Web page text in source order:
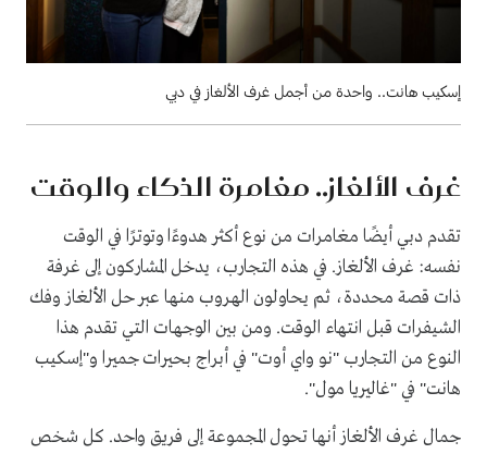
إسكيب هانت.. واحدة من أجمل غرف الألغاز في دبي
غرف الألغاز.. مغامرة الذكاء والوقت
تقدم دبي أيضًا مغامرات من نوع أكثر هدوءًا وتوترًا في الوقت
نفسه: غرف الألغاز. في هذه التجارب، يدخل المشاركون إلى غرفة
ذات قصة محددة، ثم يحاولون الهروب منها عبر حل الألغاز وفك
الشيفرات قبل انتهاء الوقت. ومن بين الوجهات التي تقدم هذا
النوع من التجارب "نو واي أوت" في أبراج بحيرات جميرا و"إسكيب
هانت" في "غاليريا مول".
جمال غرف الألغاز أنها تحول المجموعة إلى فريق واحد. كل شخص